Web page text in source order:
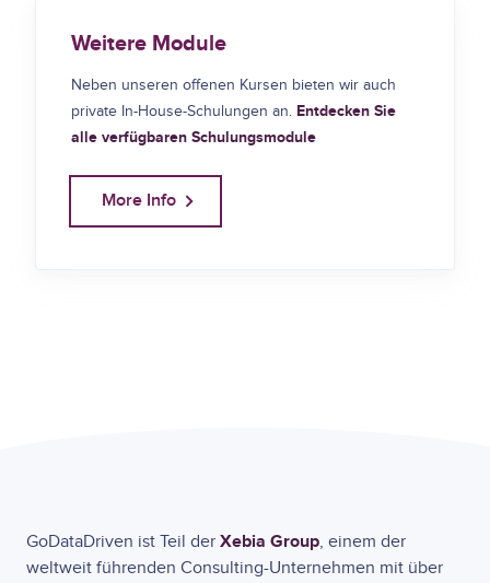
Weitere Module
Neben unseren offenen Kursen bieten wir auch
private In-House-Schulungen an. Entdecken Sie
alle verfügbaren Schulungsmodule
More Info
GoDataDriven ist Teil der Xebia Group, einem der
weltweit führenden Consulting-Unternehmen mit über